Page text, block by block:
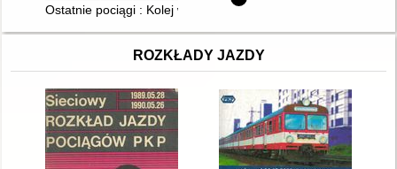
Ostatnie pociągi : Kolej w fotografii z lat 90-tych
ROZKŁADY JAZDY